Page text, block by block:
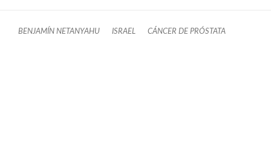
BENJAMÍN NETANYAHU ISRAEL CÁNCER DE PRÓSTATA